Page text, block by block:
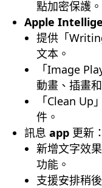
點加密保護。
Apple
提供「
文本。
「Image
動畫、插畫
「Clean Up
件。
訊息 app 更新：
新增文字效
功能。
支援安排稍